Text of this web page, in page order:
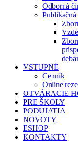
Odborná
VSTUPNÉ
Cenník
Online
OTVÁRACIE
PRE ŠKOLY
PODUJATIA
NOVOTY
ESHOP
KONTAKTY